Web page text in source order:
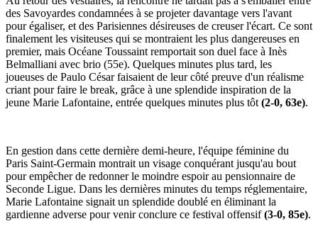
des Savoyardes condamnées à se projeter davantage vers l'avant
pour égaliser, et des Parisiennes désireuses de creuser l'écart. Ce sont
finalement les visiteuses qui se montraient les plus dangereuses en
premier, mais Océane Toussaint remportait son duel face à Inès
Belmalliani avec brio (55e). Quelques minutes plus tard, les
joueuses de Paulo César faisaient de leur côté preuve d'un réalisme
criant pour faire le break, grâce à une splendide inspiration de la
jeune Marie Lafontaine, entrée quelques minutes plus tôt (2-0, 63e).
En gestion dans cette dernière demi-heure, l'équipe féminine du
Paris Saint-Germain montrait un visage conquérant jusqu'au bout
pour empêcher de redonner le moindre espoir au pensionnaire de
Seconde Ligue. Dans les dernières minutes du temps réglementaire,
Marie Lafontaine signait un splendide doublé en éliminant la
gardienne adverse pour venir conclure ce festival offensif(3-0, 85e).